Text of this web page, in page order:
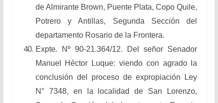
de Almirante Brown, Puente Plata, Copo Quile,
Potrero y Antillas, Segunda Sección del
departamento Rosario de la Frontera.
Expte. Nº 90-21.364/12. Del señor Senador
Manuel Héctor Luque: viendo con agrado la
conclusión del proceso de expropiación Ley
N° 7348, en la localidad de San Lorenzo,